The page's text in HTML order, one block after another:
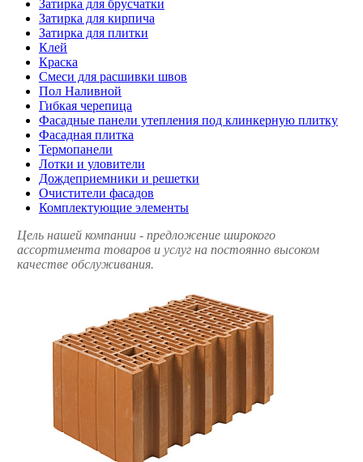
Затирка для брусчатки
Затирка для кирпича
Затирка для плитки
Клей
Краска
Смеси для расшивки швов
Пол Наливной
Гибкая черепица
Фасадные панели утепления под клинкерную плитку
Фасадная плитка
Термопанели
Лотки и уловители
Дождеприемники и решетки
Очистители фасадов
Комплектующие элементы
Цель нашей компании - предложение широкого
ассортимента товаров и услуг на постоянно высоком
качестве обслуживания.